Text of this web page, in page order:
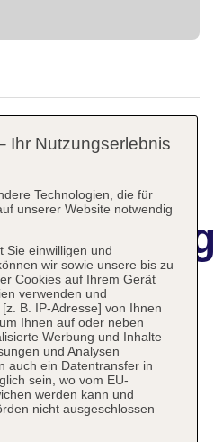
Resort
Ihr Nutzungserlebnis
Technologien, die für
unserer Website notwendig
Sie einwilligen und
wir sowie unsere bis zu
Cookies auf Ihrem Gerät
verwenden und
B. IP-Adresse] von Ihnen
Ihnen auf oder neben
Werbung und Inhalte
und Analysen
auch ein Datentransfer in
sein, wo vom EU-
werden kann und
nicht ausgeschlossen